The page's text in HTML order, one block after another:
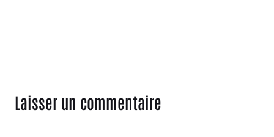
Laisser un commentaire